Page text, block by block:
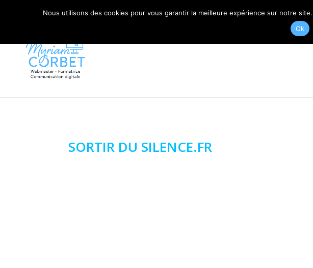
06 79 42 10 00 CONTACT@MYRIAM-CORBET.NET
SORTIR DU SILENCE.FR
Nous utilisons des cookies pour vous garantir la meilleure expérience sur notre
Ok